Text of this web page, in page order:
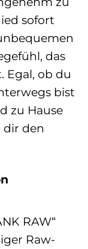
sofort
das
Egal, ob du
bist
zu Hause
dir den
RAW“
Raw-